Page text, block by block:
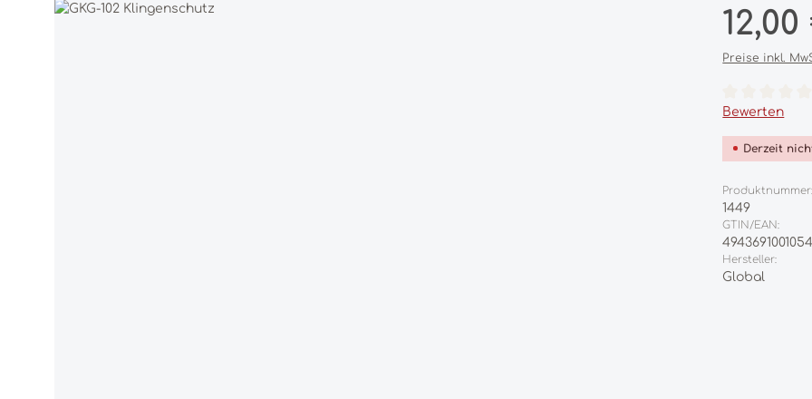
Bildergalerie überspringen Regulärer
Preise inkl.
Bewerten
Derzeit
Produktnummer:
1449
GTIN/EAN:
4943691001054
Hersteller:
Global